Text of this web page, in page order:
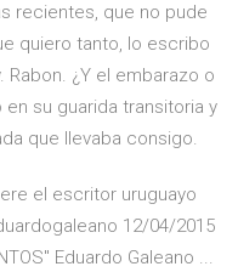
recientes, que no pude
quiero tanto, lo escribo
¿Y el embarazo o
su guarida transitoria y
que llevaba consigo.
el escritor uruguayo
12/04/2015
Eduardo Galeano ...